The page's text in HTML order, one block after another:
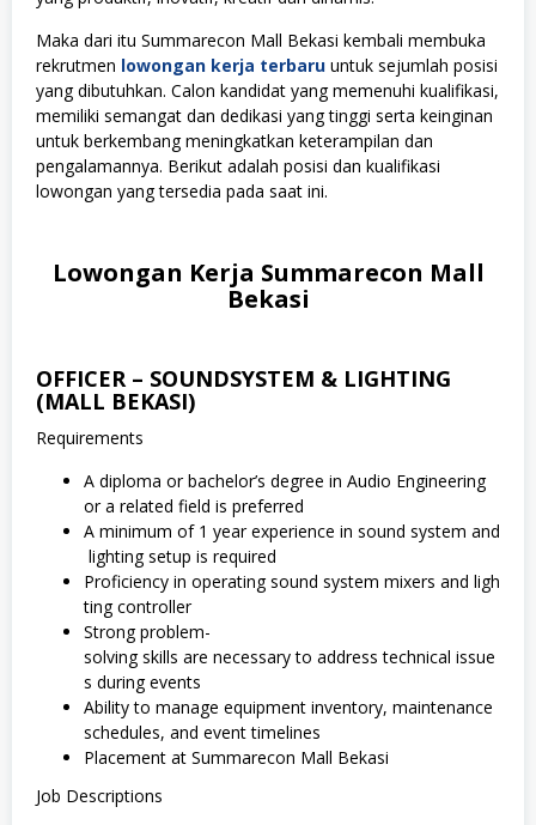
Maka dari itu Summarecon Mall Bekasi kembali membuka
rekrutmen lowongan kerja terbaru untuk sejumlah posisi
yang dibutuhkan. Calon kandidat yang memenuhi kualifikasi,
memiliki semangat dan dedikasi yang tinggi serta keinginan
untuk berkembang meningkatkan keterampilan dan
pengalamannya. Berikut adalah posisi dan kualifikasi
lowongan yang tersedia pada saat ini.
Lowongan Kerja Summarecon Mall
Bekasi
OFFICER – SOUNDSYSTEM & LIGHTING
(MALL BEKASI)
Requirements
A diploma or bachelor’s degree in Audio Engineering
or a related field is preferred
A minimum of 1 year experience in sound system and
lighting setup is required
Proficiency in operating sound system mixers and ligh
ting controller
Strong problem-
solving skills are necessary to address technical issue
s during events
Ability to manage equipment inventory, maintenance
schedules, and event timelines
Placement at Summarecon Mall Bekasi
Job Descriptions